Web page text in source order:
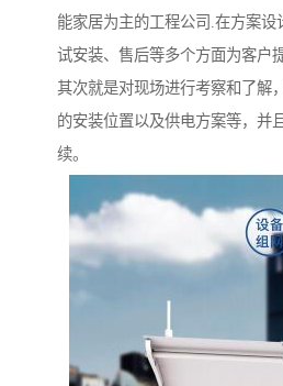
能家居为主的工程公司.在方案设
试安装、售后等多个方面为客户
其次就是对现场进行考察和了解
的安装位置以及供电方案等，并
续。